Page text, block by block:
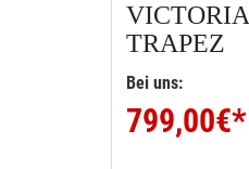
VICTORIA
TRAPEZ
Bei uns:
799,00€*